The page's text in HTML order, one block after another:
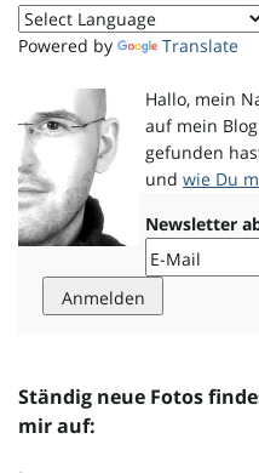
Powered by Translate
Hallo, mein
auf mein
gefunden
und wie Du
Newsletter
Ständig neue Fotos
mir auf: